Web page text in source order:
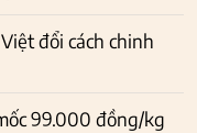
đổi cách chinh
99.000 đồng/kg